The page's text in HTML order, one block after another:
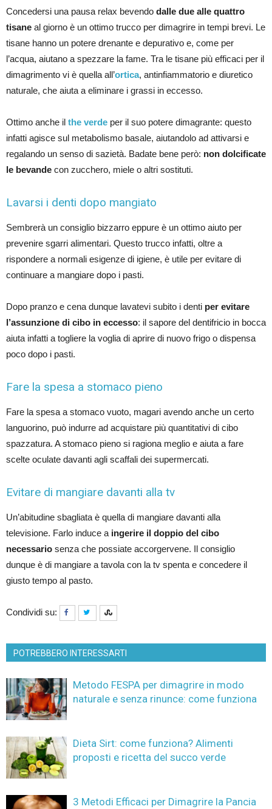
Concedersi una pausa relax bevendo dalle due alle quattro
tisane al giorno è un ottimo trucco per dimagrire in tempi brevi. Le
tisane hanno un potere drenante e depurativo e, come per
l’acqua, aiutano a spezzare la fame. Tra le tisane più efficaci per il
dimagrimento vi è quella all’ortica, antinfiammatorio e diuretico
naturale, che aiuta a eliminare i grassi in eccesso.
Ottimo anche il the verde per il suo potere dimagrante: questo
infatti agisce sul metabolismo basale, aiutandolo ad attivarsi e
regalando un senso di sazietà. Badate bene però: non dolcificate
le bevande con zucchero, miele o altri sostituti.
Lavarsi i denti dopo mangiato
Sembrerà un consiglio bizzarro eppure è un ottimo aiuto per
prevenire sgarri alimentari. Questo trucco infatti, oltre a
rispondere a normali esigenze di igiene, è utile per evitare di
continuare a mangiare dopo i pasti.
Dopo pranzo e cena dunque lavatevi subito i denti per evitare
l’assunzione di cibo in eccesso: il sapore del dentifricio in bocca
aiuta infatti a togliere la voglia di aprire di nuovo frigo o dispensa
poco dopo i pasti.
Fare la spesa a stomaco pieno
Fare la spesa a stomaco vuoto, magari avendo anche un certo
languorino, può indurre ad acquistare più quantitativi di cibo
spazzatura. A stomaco pieno si ragiona meglio e aiuta a fare
scelte oculate davanti agli scaffali dei supermercati.
Evitare di mangiare davanti alla tv
Un’abitudine sbagliata è quella di mangiare davanti alla
televisione. Farlo induce a ingerire il doppio del cibo
necessario senza che possiate accorgervene. Il consiglio
dunque è di mangiare a tavola con la tv spenta e concedere il
giusto tempo al pasto.
Condividi su:
POTREBBERO INTERESSARTI
Metodo FESPA per dimagrire in modo
naturale e senza rinunce: come funziona
Dieta Sirt: come funziona? Alimenti
proposti e ricetta del succo verde
3 Metodi Efficaci per Dimagrire la Pancia